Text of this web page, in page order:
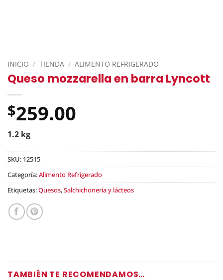
INICIO / TIENDA / ALIMENTO REFRIGERADO
Queso mozzarella en barra Lyncott
$259.00
1.2 kg
SKU: 12515
Categoría:Alimento Refrigerado
Etiquetas:Quesos,Salchichonería y lácteos
TAMBIÉN TE RECOMENDAMOS…